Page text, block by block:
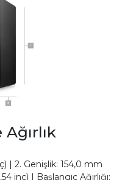
| 2. Genişlik: 154,0 mm
inç) | Başlangıç Ağırlığı: